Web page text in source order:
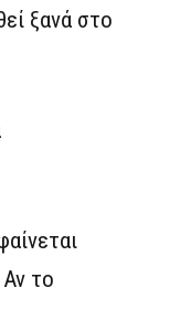
ξανά στο
το